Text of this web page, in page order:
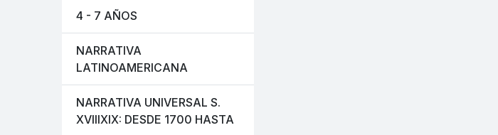
4 - 7 AÑOS
NARRATIVA
LATINOAMERICANA
NARRATIVA UNIVERSAL S.
XVIIIXIX: DESDE 1700 HASTA